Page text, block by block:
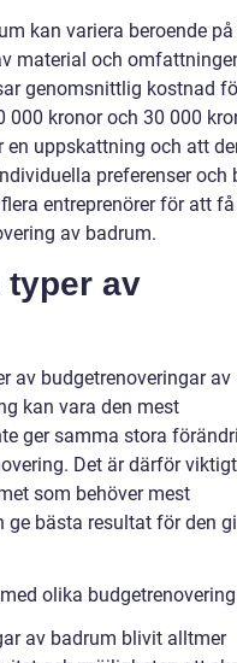
kan variera beroende
material och
genomsnittlig kostnad
kronor och 30 000
uppskattning och att
preferenser och
entreprenörer för att
av badrum.
av
av budgetrenoveringar av
kan vara den mest
ger samma stora
Det är därför
som behöver mest
bästa resultat för den
olika
av badrum blivit alltmer